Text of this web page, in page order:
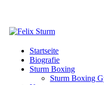
Startseite
Biografie
Sturm Boxing
Sturm Boxing